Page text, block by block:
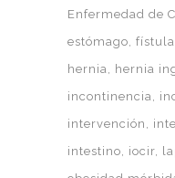
Enfermedad de
estómago
hernia
hernia
incontinencia
intervención
intestino
iocir